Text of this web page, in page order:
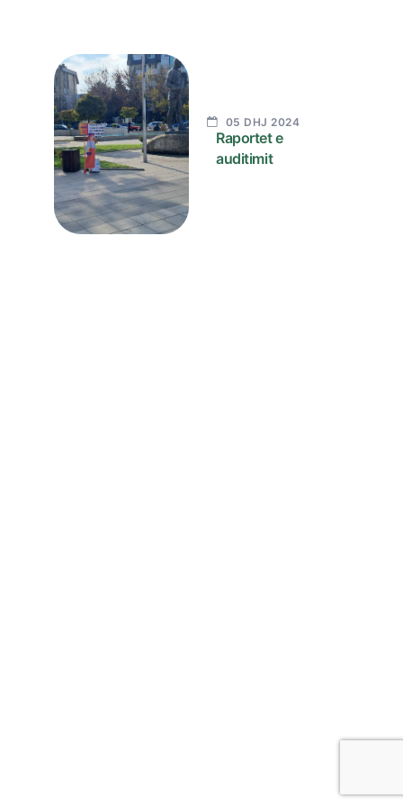
05 DHJ 2024
Raportet e
auditimit